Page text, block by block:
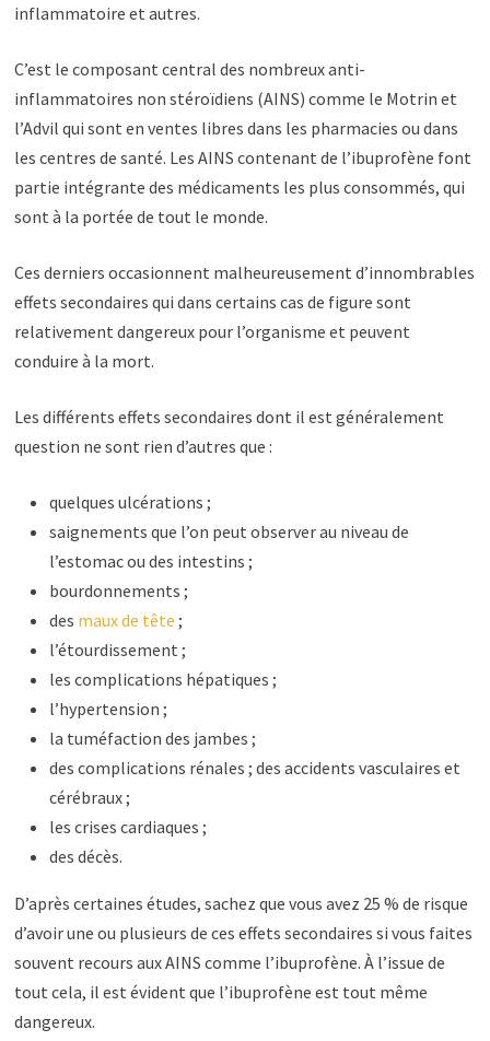
inflammatoire et autres.
C’est le composant central des nombreux anti-
inflammatoires non stéroïdiens (AINS) comme le Motrin et
l’Advil qui sont en ventes libres dans les pharmacies ou dans
les centres de santé. Les AINS contenant de l’ibuprofène font
partie intégrante des médicaments les plus consommés, qui
sont à la portée de tout le monde.
Ces derniers occasionnent malheureusement d’innombrables
effets secondaires qui dans certains cas de figure sont
relativement dangereux pour l’organisme et peuvent
conduire à la mort.
Les différents effets secondaires dont il est généralement
question ne sont rien d’autres que :
quelques ulcérations ;
saignements que l’on peut observer au niveau de
l’estomac ou des intestins ;
bourdonnements ;
des maux de tête ;
l’étourdissement ;
les complications hépatiques ;
l’hypertension ;
la tuméfaction des jambes ;
des complications rénales ; des accidents vasculaires et
cérébraux ;
les crises cardiaques ;
des décès.
D’après certaines études, sachez que vous avez 25 % de risque
d’avoir une ou plusieurs de ces effets secondaires si vous faites
souvent recours aux AINS comme l’ibuprofène. À l’issue de
tout cela, il est évident que l’ibuprofène est tout même
dangereux.